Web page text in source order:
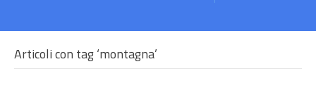
Articoli con tag ‘montagna’